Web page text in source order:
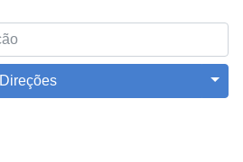
Direções